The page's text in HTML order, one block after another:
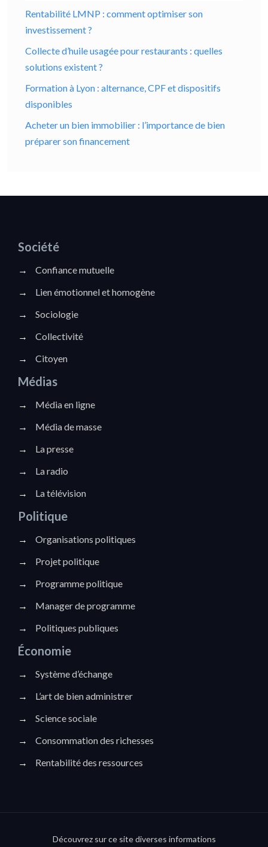
Rentabilité LMNP : comment optimiser son
investissement ?
Collecte d’huile usagée pour restaurants : quelles
solutions existent ?
Formation à Lyon : alternance, CPF et dispositifs
disponibles
Acheter un bien immobilier : l’importance de bien
préparer son financement
Société
→
Confiance mutuelle
→
Lien émotionnel et homogène
→
Sociologie
→
Collectivité
→
Citoyen
Médias
→
Média en ligne
→
Média de masse
→
La presse
→
La radio
→
La télévision
Politique
→
Organisations politiques
→
Projet politique
→
Programme politique
→
Manager de programme
→
Politiques publiques
Économie
→
Système d’échange
→
L’art de bien administrer
→
Science sociale
→
Consommation des richesses
→
Rentabilité des ressources
Découvrez sur ce site diverses informations